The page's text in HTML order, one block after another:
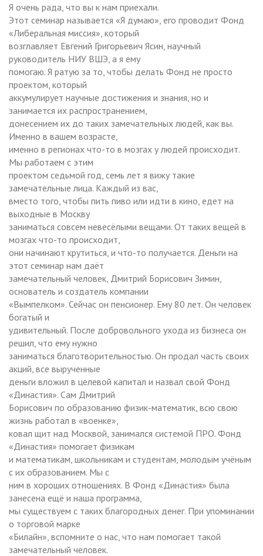
Я очень рада, что вы к нам приехали.
Этот семинар называется «Я думаю», его проводит Фонд
«Либеральная миссия», который
возглавляет Евгений Григорьевич Ясин, научный
руководитель НИУ ВШЭ, а я ему
помогаю. Я ратую за то, чтобы делать Фонд не просто
проектом, который
аккумулирует научные достижения и знания, но и
занимается их распространением,
донесением их до таких замечательных людей, как вы.
Именно в вашем возрасте,
именно в регионах что-то в мозгах у людей происходит.
Мы работаем с этим
проектом седьмой год, семь лет я вижу такие
замечательные лица. Каждый из вас,
вместо того, чтобы пить пиво или идти в кино, едет на
выходные в Москву
заниматься совсем невесёлыми вещами. От таких вещей в
мозгах что-то происходит,
они начинают крутиться, и что-то получается. Деньги на
этот семинар нам даёт
замечательный человек, Дмитрий Борисович Зимин,
основатель и создатель компании
«Вымпелком». Сейчас он пенсионер. Ему 80 лет. Он человек
богатый и
удивительный. После добровольного ухода из бизнеса он
решил, что ему нужно
заниматься благотворительностью. Он продал часть своих
акций, все вырученные
деньги вложил в целевой капитал и назвал свой Фонд
«Династия». Сам Дмитрий
Борисович по образованию физик-математик, всю свою
жизнь работал в «военке»,
ковал щит над Москвой, занимался системой ПРО. Фонд
«Династия» помогает физикам
и математикам, школьникам и студентам, молодым учёным
с их образованием. Мы с
ним в хороших отношениях. В Фонд «Династия» была
занесена ещё и наша программа,
мы существуем с таких благородных денег. При упоминании
о торговой марке
«Билайн», вспомните о нас, что нам помогает такой
замечательный человек.